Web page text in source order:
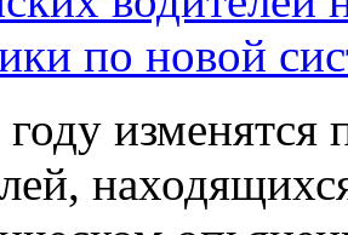
по новой
изменятся